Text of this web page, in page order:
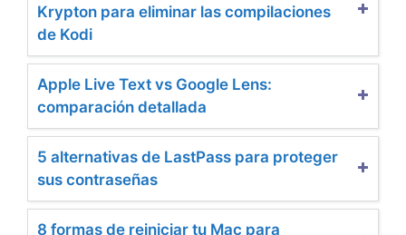
Krypton para eliminar las compilaciones
de Kodi
Apple Live Text vs Google Lens:
comparación detallada
5 alternativas de LastPass para proteger
sus contraseñas
8 formas de reiniciar tu Mac para